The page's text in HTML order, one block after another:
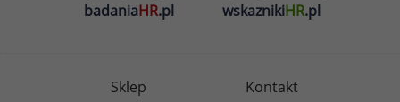
badaniaHR.pl wskaznikiHR.pl
Sklep
Kontakt